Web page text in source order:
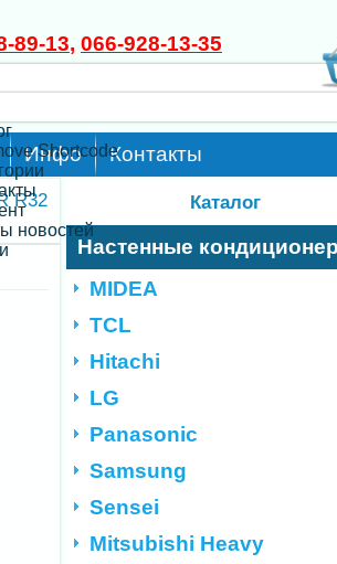
Shortcode
новостей
89-13, 066-928-13-35
Инфо Контакты
R32 Каталог
Настенные
MIDEA
TCL
Hitachi
LG
Panasonic
Samsung
Sensei
Mitsubishi Heavy